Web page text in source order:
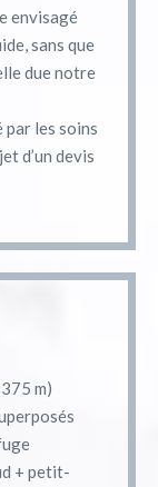
envisagé
sans que
due notre
les soins
d’un devis
m)
+ petit-